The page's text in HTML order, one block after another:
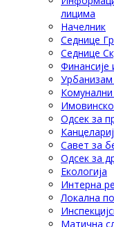
лицима
Начелник
Седнице
Седнице
Финансије
Урбанизам
Одсек за
Савет за
Одсек за
Eкологија
Интерна
Локална
Матична